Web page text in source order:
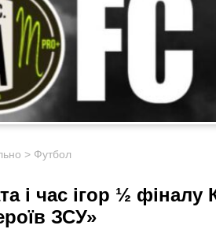
> Футбол
і час ігор ½
ЗСУ»